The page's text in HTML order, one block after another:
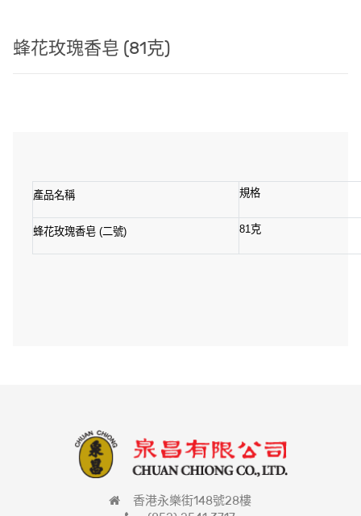
蜂花玫瑰香皂 (81克)
產品名稱 規格
蜂花玫瑰香皂 (二號) 81 克
香港永樂街148號28樓